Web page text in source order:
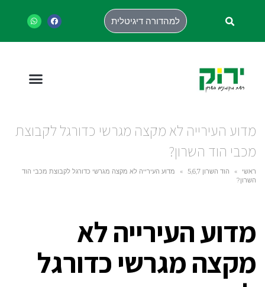
למהדורה דיגיטלית
מדוע העירייה לא מקצה מגרשי כדורגל לקבוצת
מכבי הוד השרון?
ראשי » הוד השרון 5,6,7 »
מדוע העירייה לא מקצה מגרשי כדורגל לקבוצת מכבי הוד
השרון?
מדוע העירייה לא
מקצה מגרשי כדורגל